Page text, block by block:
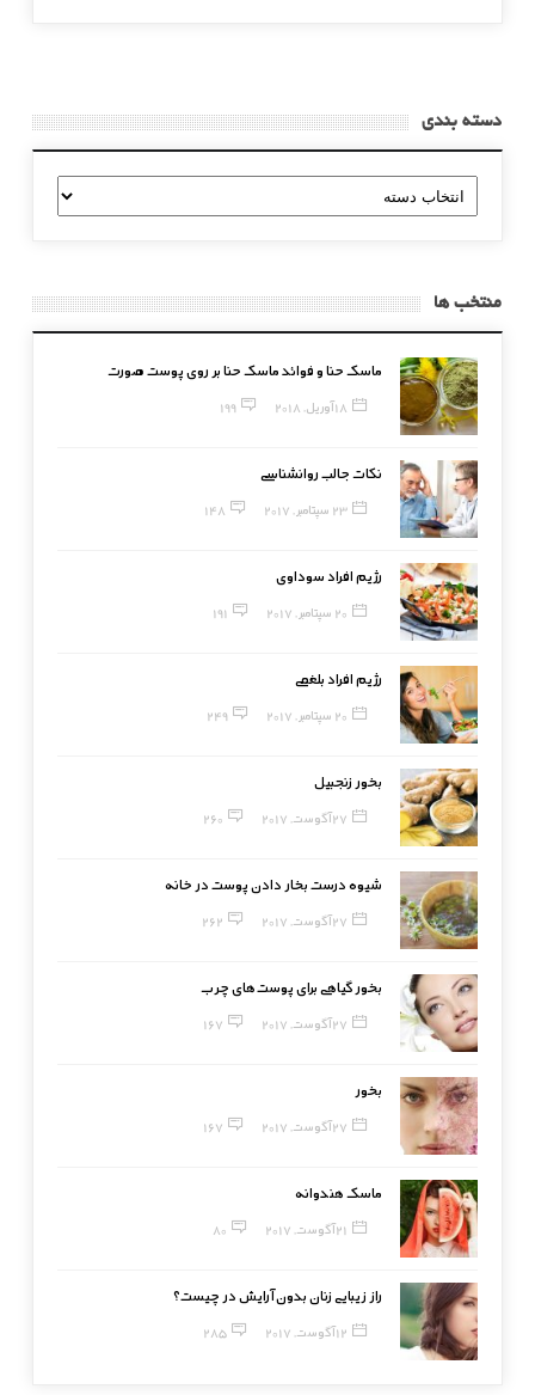
دسته بندی
دسته
بندی
منتخب ها
ماسک حنا و فوائد ماسک حنا بر روی پوست صورت
18 آوریل, 2018 199
نکات جالب روانشناسی
23 سپتامبر, 2017 148
رژیم افراد سوداوی
20 سپتامبر, 2017 191
رژیم افراد بلغمی
20 سپتامبر, 2017 249
بخور زنجبیل
27 آگوست, 2017 260
شیوه درست بخار دادن پوست در خانه
27 آگوست, 2017 262
بخور گیاهی برای پوست‌های چرب
27 آگوست, 2017 167
بخور
27 آگوست, 2017 167
ماسک هندوانه
21 آگوست, 2017 80
راز زیبایی زنان بدون آرایش در چیست؟
12 آگوست, 2017 285